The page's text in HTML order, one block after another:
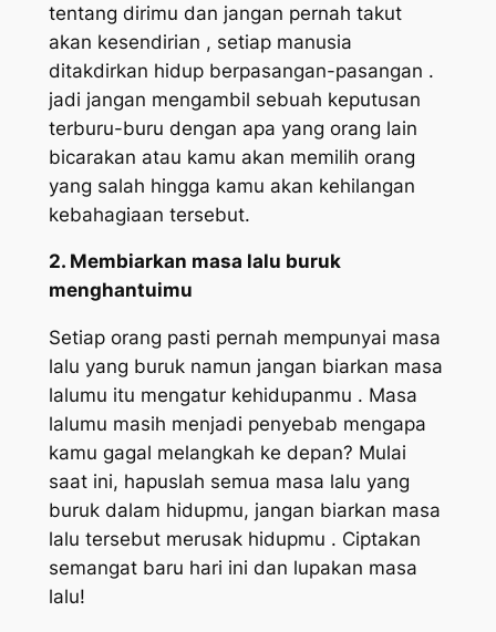
tentang dirimu dan jangan pernah takut
akan kesendirian , setiap manusia
ditakdirkan hidup berpasangan-pasangan .
jadi jangan mengambil sebuah keputusan
terburu-buru dengan apa yang orang lain
bicarakan atau kamu akan memilih orang
yang salah hingga kamu akan kehilangan
kebahagiaan tersebut.
2. Membiarkan masa lalu buruk
menghantuimu
Setiap orang pasti pernah mempunyai masa
lalu yang buruk namun jangan biarkan masa
lalumu itu mengatur kehidupanmu . Masa
lalumu masih menjadi penyebab mengapa
kamu gagal melangkah ke depan? Mulai
saat ini, hapuslah semua masa lalu yang
buruk dalam hidupmu, jangan biarkan masa
lalu tersebut merusak hidupmu . Ciptakan
semangat baru hari ini dan lupakan masa
lalu!